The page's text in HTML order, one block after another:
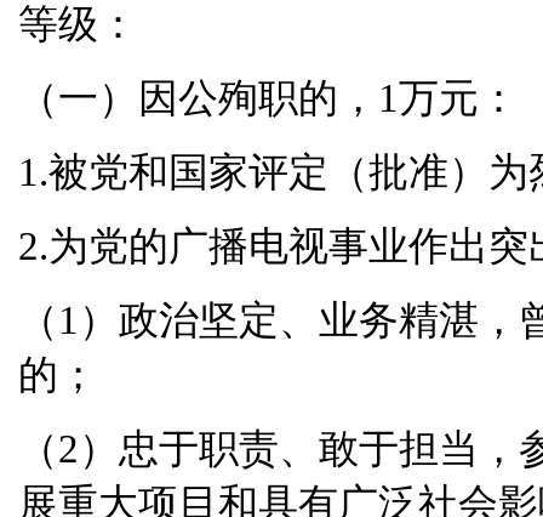
等级：
（一）因公殉职的， 1万元：
1.被党和国家评定（批准）为
2.为党的广播电视事业作出突
（ 1 ）政治坚定、业务精湛，
的；
（2）忠于职责、敢于担当，
展重大项目和具有广泛社会